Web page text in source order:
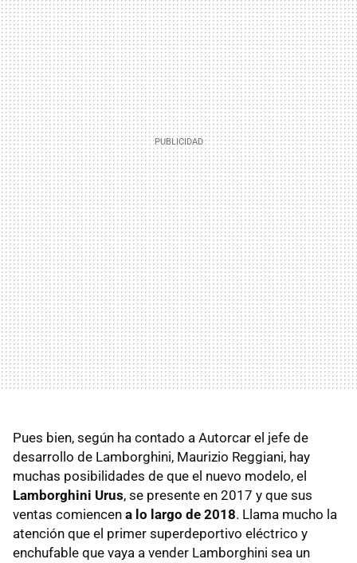
Pues bien, según ha contado a Autorcar el jefe de
desarrollo de Lamborghini, Maurizio Reggiani, hay
muchas posibilidades de que el nuevo modelo, el
Lamborghini Urus, se presente en 2017 y que sus
ventas comiencen a lo largo de 2018. Llama mucho la
atención que el primer superdeportivo eléctrico y
enchufable que vaya a vender Lamborghini sea un